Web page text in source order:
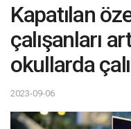
Kapatılan
çalışanları
okullarda
2023-09-06